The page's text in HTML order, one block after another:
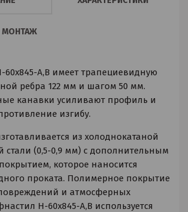
МОНТАЖ
A,B имеет трапециевидную
ребра 122 мм и шагом 50 мм.
канавки усиливают профиль и
изгибу.
из холоднокатаной
стали (0,5-0,9 мм) с дополнительным
которое наносится
проката. Полимерное покрытие
и атмосферных
H-60x845-A,B используется